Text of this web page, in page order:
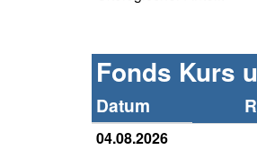
Fonds Kurs
Datum
04.08.2026